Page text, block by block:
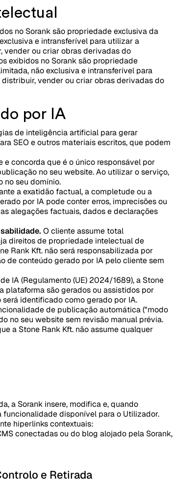
no Sorank são propriedade exclusiva da
e intransferível para utilizar a
vender ou criar obras derivadas do
exibidos no Sorank são propriedade
não exclusiva e intransferível para
vender ou criar obras derivadas do
por IA
de inteligência artificial para gerar
SEO e outros materiais escritos, que podem
e concorda que é o único responsável por
no seu website. Ao utilizar o serviço,
seu domínio.
a exatidão factual, a completude ou a
por IA pode conter erros, imprecisões ou
alegações factuais, dados e declarações
O cliente assume total
direitos de propriedade intelectual de
Rank Kft. não será responsabilizada por
de conteúdo gerado por IA pelo cliente sem
IA (Regulamento (UE) 2024/1689), a Stone
plataforma são gerados ou assistidos por
identificado como gerado por IA.
de publicação automática ("modo
no seu website sem revisão manual prévia.
a Stone Rank Kft. não assume qualquer
a Sorank insere, modifica e, quando
funcionalidade disponível para o Utilizador.
hiperlinks contextuais:
conectadas ou do blog alojado pela Sorank,
e Retirada